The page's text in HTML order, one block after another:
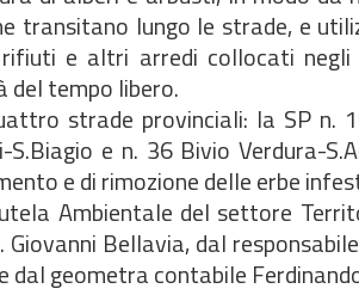
transitano lungo le strade, e
e altri arredi collocati
tempo libero.
strade provinciali: la SP n.
e n. 36 Bivio Verdura-
e di rimozione delle erbe
Ambientale del settore
Bellavia, dal
dal geometra contabile